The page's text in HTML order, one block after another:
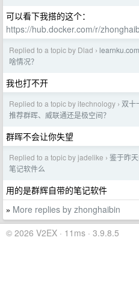
可以看下我搭的这个：
https://hub.docker.com/r/
Replied to a topic by Dlad ›
啥情况？
我也打不开
Replied to a topic by itechnology › 双十
推荐群晖、威联通还是极空间？
群晖不会让你失望
Replied to a topic by jadelike › 鉴于昨
笔记软件么
用的是群辉自带的笔记软件
» More replies by zhonghaibin
© 2026 V2EX · 11ms · 3.9.8.5